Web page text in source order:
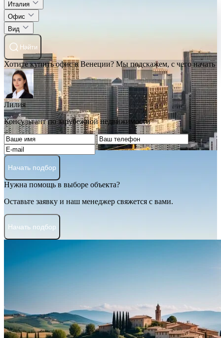
Италия
Офис
Вид
Найти
Хотите купить офис в Венеции? Мы подскажем, с чего начать
Лилия
Консультант по зарубежной недвижимости
Начать подбор
Нужна помощь в выборе объекта?
Оставьте заявку и наш менеджер свяжется с вами.
Начать подбор